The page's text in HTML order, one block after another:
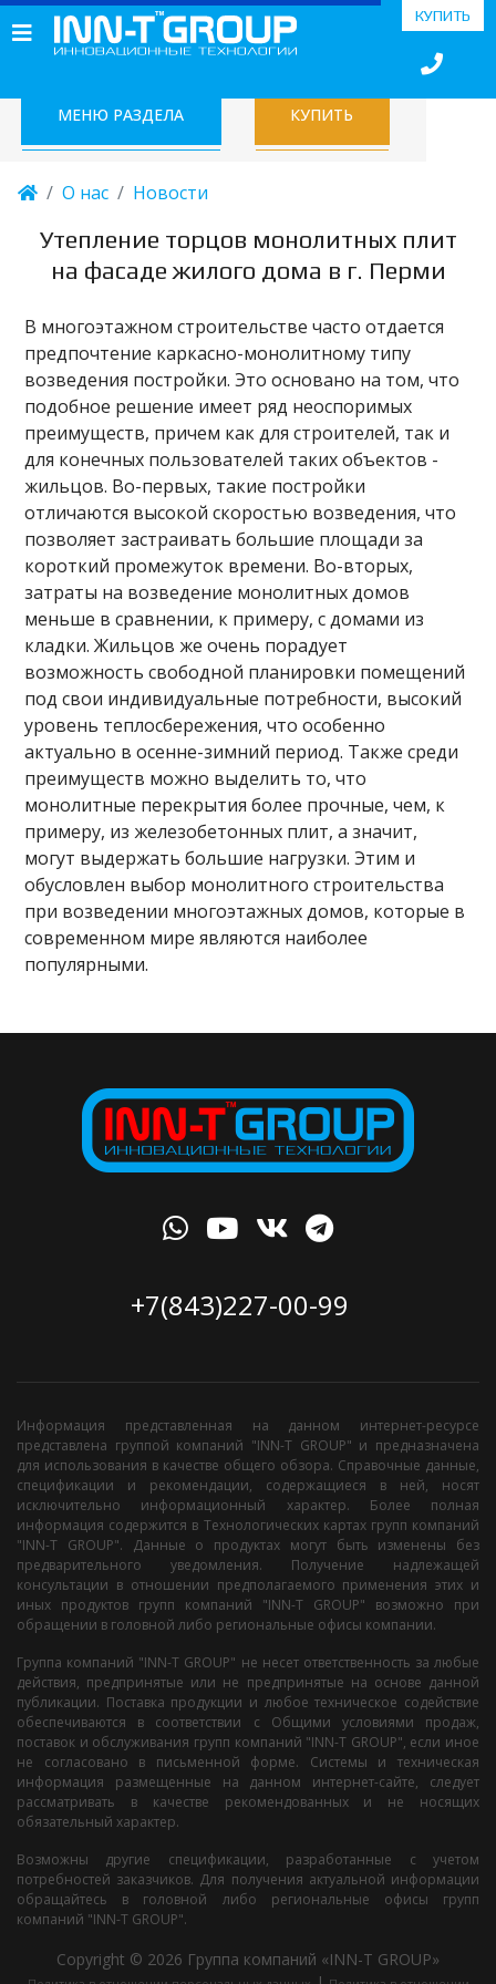
КУПИТЬ
МЕНЮ РАЗДЕЛА КУПИТЬ
О нас Новости
Утепление торцов монолитных плит
на фасаде жилого дома в г. Перми
В многоэтажном строительстве часто отдается
предпочтение каркасно-монолитному типу
возведения постройки. Это основано на том, что
подобное решение имеет ряд неоспоримых
преимуществ, причем как для строителей, так и
для конечных пользователей таких объектов -
жильцов. Во-первых, такие постройки
отличаются высокой скоростью возведения, что
позволяет застраивать большие площади за
короткий промежуток времени. Во-вторых,
затраты на возведение монолитных домов
меньше в сравнении, к примеру, с домами из
кладки. Жильцов же очень порадует
возможность свободной планировки помещений
под свои индивидуальные потребности, высокий
уровень теплосбережения, что особенно
актуально в осенне-зимний период. Также среди
преимуществ можно выделить то, что
монолитные перекрытия более прочные, чем, к
примеру, из железобетонных плит, а значит,
могут выдержать большие нагрузки. Этим и
обусловлен выбор монолитного строительства
при возведении многоэтажных домов, которые в
современном мире являются наиболее
популярными.
+7(843)227-00-99
Информация представленная на данном интернет-ресурсе
представлена группой компаний "INN-T GROUP" и предназначена
для использования в качестве общего обзора. Справочные данные,
спецификации и рекомендации, содержащиеся в ней, носят
исключительно информационный характер. Более полная
информация содержится в Технологических картах групп компаний
"INN-T GROUP". Данные о продуктах могут быть изменены без
предварительного уведомления. Получение надлежащей
консультации в отношении предполагаемого применения этих и
иных продуктов групп компаний "INN-T GROUP" возможно при
обращении в головной либо региональные офисы компании.
Группа компаний "INN-T GROUP" не несет ответственность за любые
действия, предпринятые или не предпринятые на основе данной
публикации. Поставка продукции и любое техническое содействие
обеспечиваются в соответствии с Общими условиями продаж,
поставок и обслуживания групп компаний "INN-T GROUP", если иное
не согласовано в письменной форме. Системы и техническая
информация размещенные на данном интернет-сайте, следует
рассматривать в качестве рекомендованных и не носящих
обязательный характер.
Возможны другие спецификации, разработанные с учетом
потребностей заказчиков. Для получения актуальной информации
обращайтесь в головной либо региональные офисы групп
компаний "INN-T GROUP".
Copyright © 2026 Группа компаний «INN-T GROUP»